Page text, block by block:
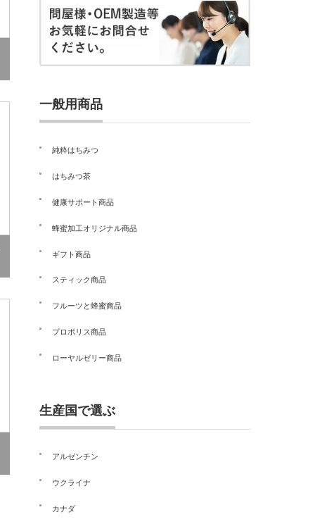
一般用商品
純粋はちみつ
はちみつ茶
健康サポート商品
蜂蜜加工オリジナル商品
ギフト商品
スティック商品
フルーツと蜂蜜商品
プロポリス商品
ローヤルゼリー商品
生産国で選ぶ
アルゼンチン
ウクライナ
カナダ